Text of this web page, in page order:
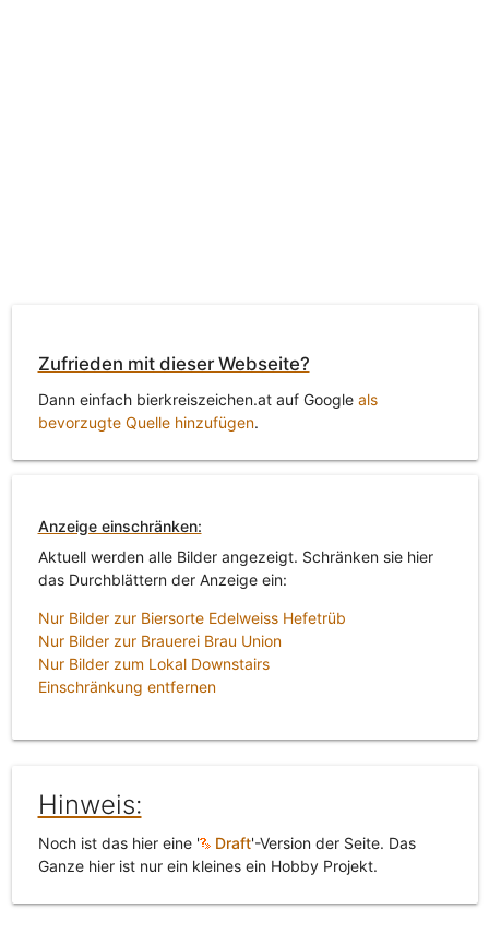
Zufrieden mit dieser Webseite?
Dann einfach bierkreiszeichen.at auf Google als
bevorzugte Quelle hinzufügen.
Anzeige einschränken:
Aktuell werden alle Bilder angezeigt. Schränken sie hier
das Durchblättern der Anzeige ein:
Nur Bilder zur Biersorte Edelweiss Hefetrüb
Nur Bilder zur Brauerei Brau Union
Nur Bilder zum Lokal Downstairs
Einschränkung entfernen
Hinweis:
Noch ist das hier eine ' Draft'-Version der Seite. Das
Ganze hier ist nur ein kleines ein Hobby Projekt.